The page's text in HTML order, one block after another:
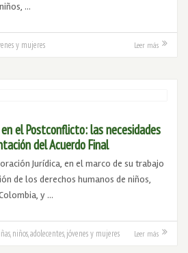
…
y mujeres Leer más
el Postconflicto: las necesidades
del Acuerdo Final
Jurídica, en el marco de su trabajo
de los derechos humanos de niños,
y …
niños, adolecentes, jóvenes y mujeres Leer más